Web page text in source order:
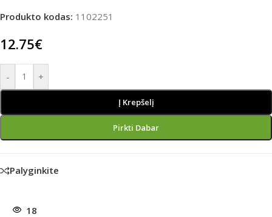
Produkto kodas: 1102251
12.75€
- +
Į Krepšelį
Pirkti Dabar
Palyginkite
18